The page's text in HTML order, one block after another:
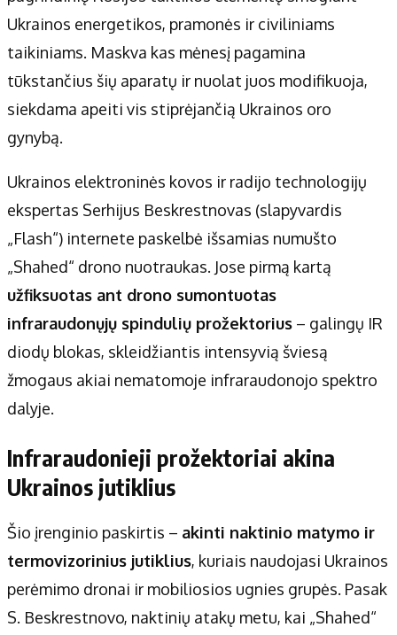
Ukrainos energetikos, pramonės ir civiliniams
taikiniams. Maskva kas mėnesį pagamina
tūkstančius šių aparatų ir nuolat juos modifikuoja,
siekdama apeiti vis stiprėjančią Ukrainos oro
gynybą.
Ukrainos elektroninės kovos ir radijo technologijų
ekspertas Serhijus Beskrestnovas (slapyvardis
„Flash“) internete paskelbė išsamias numušto
„Shahed“ drono nuotraukas. Jose pirmą kartą
užfiksuotas ant drono sumontuotas
infraraudonųjų spindulių prožektorius – galingų IR
diodų blokas, skleidžiantis intensyvią šviesą
žmogaus akiai nematomoje infraraudonojo spektro
dalyje.
Infraraudonieji prožektoriai akina
Ukrainos jutiklius
Šio įrenginio paskirtis – akinti naktinio matymo ir
termovizorinius jutiklius, kuriais naudojasi Ukrainos
perėmimo dronai ir mobiliosios ugnies grupės. Pasak
S. Beskrestnovo, naktinių atakų metu, kai „Shahed“